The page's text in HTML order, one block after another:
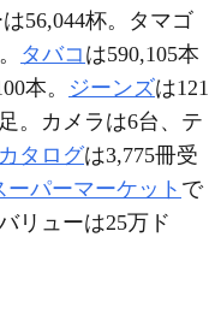
56,044杯。タマゴ
タバコ は590,105本
本。 ジーンズは121
。カメラは6台、テ
カタログは3,775冊受
ーパーマーケット で
リューは25万ド